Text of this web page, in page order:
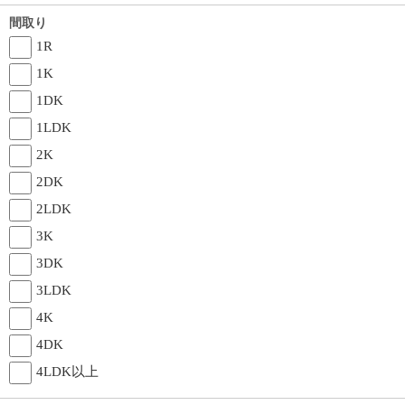
間取り
1R
1K
1DK
1LDK
2K
2DK
2LDK
3K
3DK
3LDK
4K
4DK
4LDK以上